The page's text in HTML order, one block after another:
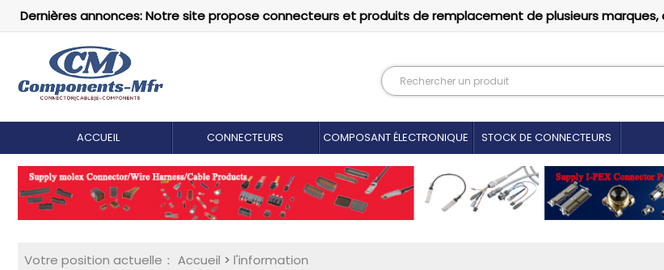
Dernières annonces: Notre site propose connecteurs et produits de remplacement de plusieurs
ACCUEIL CONNECTEURS COMPOSANT ÉLECTRONIQUE STOCK DE CONNECTEURS
Votre position actuelle： Accueil > l'information